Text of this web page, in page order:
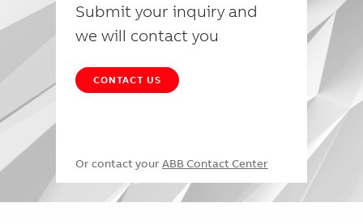
Submit your inquiry and
we will contact you
CONTACT US
Or contact your ABB Contact Center